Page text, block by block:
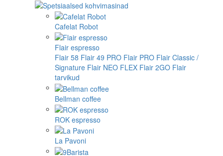
Cafelat Robot
Flair espresso
Flair 58 Flair 49 PRO Flair PRO Flair Classic /
Signature Flair NEO FLEX Flair 2GO Flair
tarvikud
Bellman coffee
ROK espresso
La Pavoni